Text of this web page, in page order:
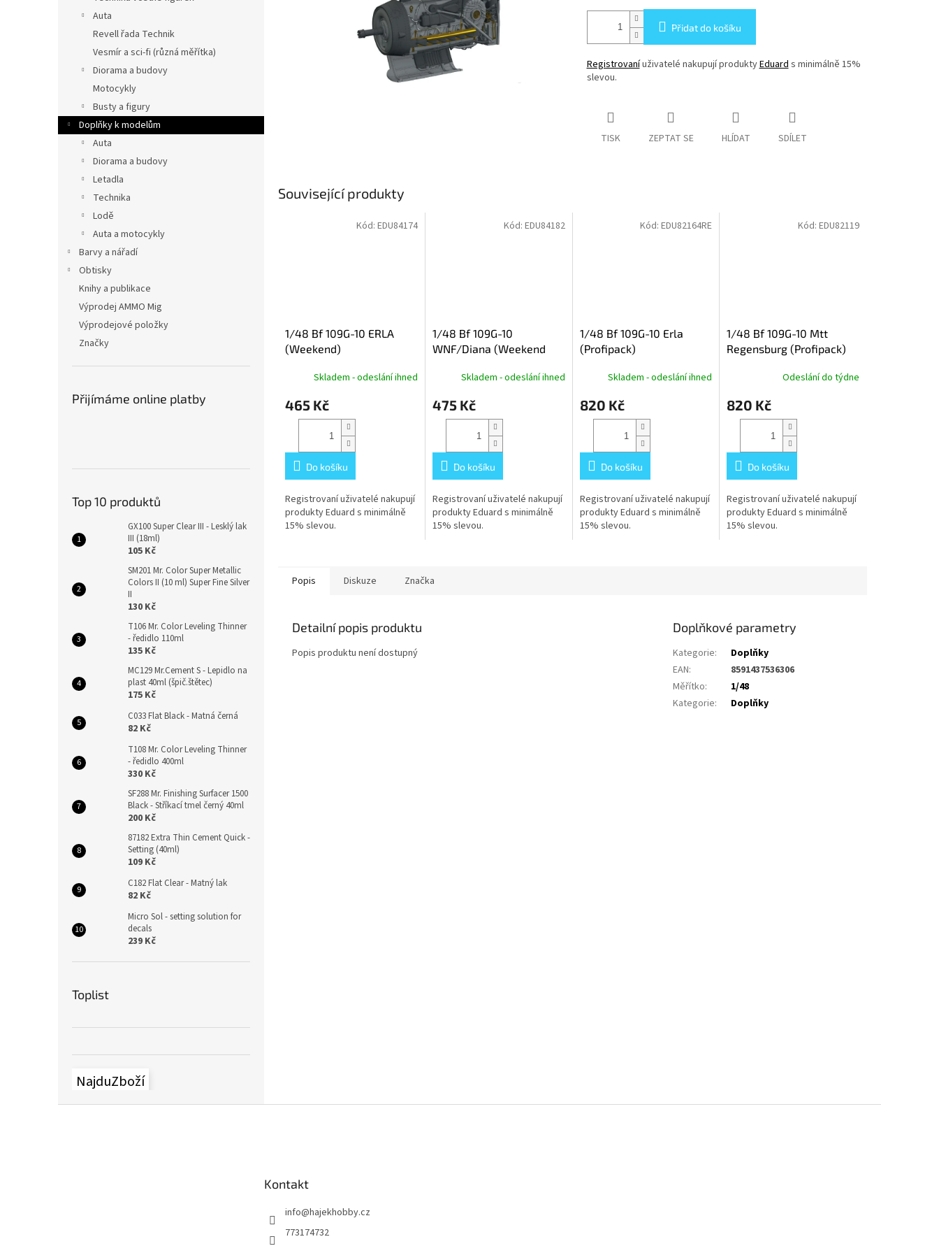
Auta
Revell řada Technik
Vesmír a sci-fi (různá měřítka)
Diorama a budovy
Motocykly
Busty a figury
Doplňky k modelům
Auta
Diorama a budovy
Letadla
Technika
Lodě
Auta a motocykly
Barvy a nářadí
Obtisky
Knihy a publikace
Výprodej AMMO Mig
Výprodejové položky
Značky
Přijímáme online platby
Top 10 produktů
GX100 Super Clear III - Lesklý lak
III (18ml)
105 Kč
SM201 Mr. Color Super Metallic
Colors II (10 ml) Super Fine Silver
II
130 Kč
T106 Mr. Color Leveling Thinner
- ředidlo 110ml
135 Kč
MC129 Mr.Cement S - Lepidlo na
plast 40ml (špič.štětec)
175 Kč
C033 Flat Black - Matná černá
82 Kč
T108 Mr. Color Leveling Thinner
- ředidlo 400ml
330 Kč
SF288 Mr. Finishing Surfacer 1500
Black - Stříkací tmel černý 40ml
200 Kč
87182 Extra Thin Cement Quick -
Setting (40ml)
109 Kč
C182 Flat Clear - Matný lak
82 Kč
Micro Sol - setting solution for
decals
239 Kč
Toplist
NajduZboží
Přidat do košíku
Registrovaníuživatelé nakupují produktyEduards minimálně 15%
slevou.
TISK ZEPTAT SE HLÍDAT SDÍLET
Související produkty
1/48 Bf 109G-10 ERLA
(Weekend)
Skladem - odeslání ihned
465 Kč
Do košíku
Registrovaní uživatelé nakupují
produkty Eduard s minimálně
15% slevou.
Kód: EDU84174
1/48 Bf 109G-10
WNF/Diana (Weekend
Skladem - odeslání ihned
475 Kč
Do košíku
Registrovaní uživatelé nakupují
produkty Eduard s minimálně
15% slevou.
Kód: EDU84182
1/48 Bf 109G-10 Erla
(Profipack)
Skladem - odeslání ihned
820 Kč
Do košíku
Registrovaní uživatelé nakupují
produkty Eduard s minimálně
15% slevou.
Kód:EDU82164RE
1/48 Bf 109G-10 Mtt
Regensburg (Profipack)
Odeslání do týdne
820 Kč
Do košíku
Registrovaní uživatelé nakupují
produkty Eduard s minimálně
15% slevou.
Kód: EDU82119
Popis Diskuze Značka
Detailní popis produktu
Popis produktu není dostupný
Doplňkové parametry
Kategorie:
Doplňky
EAN:
8591437536306
Měřítko:
1/48
Kategorie: Doplňky
Kontakt
info@hajekhobby.cz
773174732